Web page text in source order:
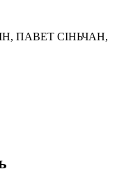
ПАВЕТ СІНЬЧАН,